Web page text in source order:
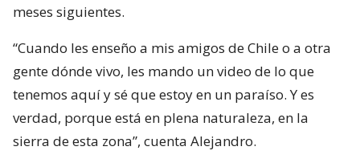
meses siguientes.
“Cuando les enseño a mis amigos de Chile o a otra
gente dónde vivo, les mando un video de lo que
tenemos aquí y sé que estoy en un paraíso. Y es
verdad, porque está en plena naturaleza, en la
sierra de esta zona”, cuenta Alejandro.